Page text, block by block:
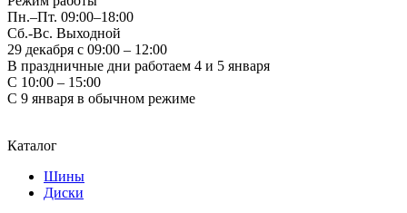
Пн.–Пт. 09:00–18:00
Сб.-Вс. Выходной
29 декабря с 09:00 – 12:00
В праздничные дни работаем 4 и 5 января
С 10:00 – 15:00
С 9 января в обычном режиме
Каталог
Шины
Диски